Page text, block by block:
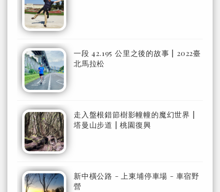
一段 42.195 公里之後的故事 | 2022臺
北馬拉松
走入盤根錯節樹影幢幢的魔幻世界 |
塔曼山步道 | 桃園復興
新中橫公路 - 上東埔停車場 - 車宿野
營